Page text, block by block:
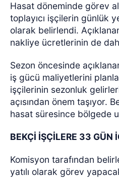
Hasat döneminde görev
toplayıcı işçilerin günlük
olarak belirlendi.
nakliye ücretlerinin de
Sezon öncesinde
iş gücü maliyetlerini
işçilerinin sezonluk
açısından önem taşıyor.
hasat süresince bölgede
BEKÇİ İŞÇİLERE 33 GÜN
Komisyon tarafından
yatılı olarak görev